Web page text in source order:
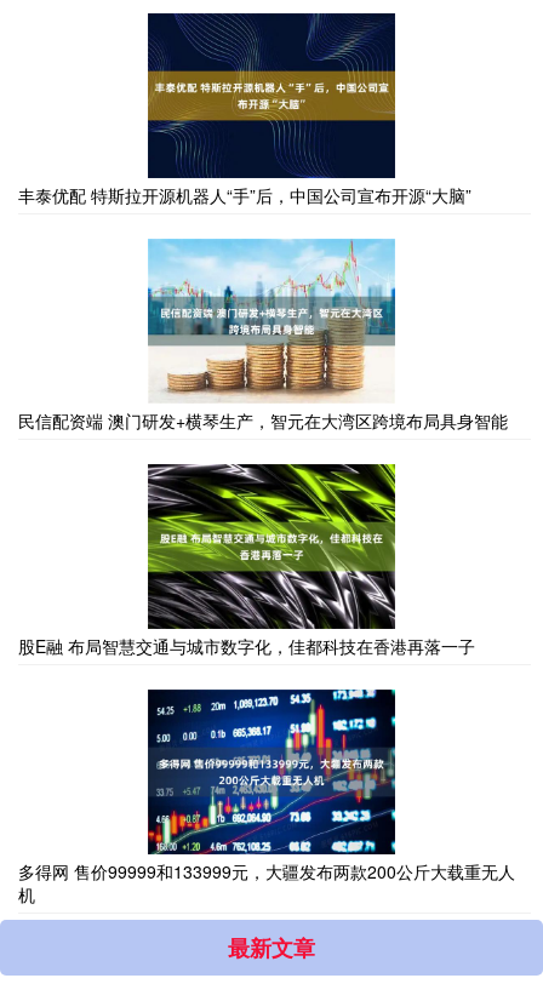
丰泰优配 特斯拉开源机器人“手”后，中国公司宣布开源“大脑”
民信配资端 澳门研发+横琴生产，智元在大湾区跨境布局具身智能
股E融 布局智慧交通与城市数字化，佳都科技在香港再落一子
多得网 售价99999和133999元，大疆发布两款200公斤大载重无人
机
最新文章